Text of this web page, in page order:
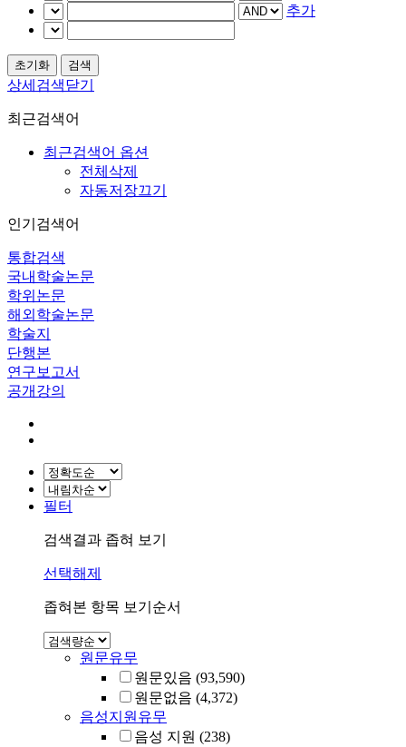
추가
상세검색닫기
최근검색어
최근검색어 옵션
전체삭제
자동저장끄기
인기검색어
통합검색
국내학술논문
학위논문
해외학술논문
학술지
단행본
연구보고서
공개강의
필터
검색결과 좁혀 보기
선택해제
좁혀본 항목 보기순서
원문유무
원문있음 (93,590)
원문없음 (4,372)
음성지원유무
음성 지원 (238)